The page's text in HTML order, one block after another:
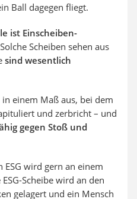
Ball dagegen fliegt.
ist Einscheiben-
Scheiben sehen aus
sind wesentlich
einem Maß aus, bei dem
und zerbricht – und
gegen Stoß und
wird gern an einem
Scheibe wird an den
gelagert und ein Mensch